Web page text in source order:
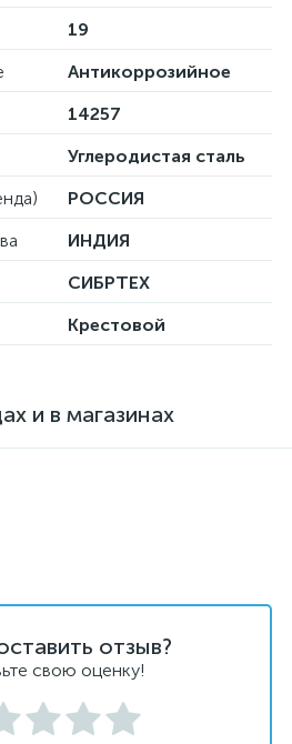
19
Антикоррозийное
14257
Углеродистая сталь
РОССИЯ
ИНДИЯ
СИБРТЕХ
Крестовой
и в магазинах
отзыв?
свою оценку!